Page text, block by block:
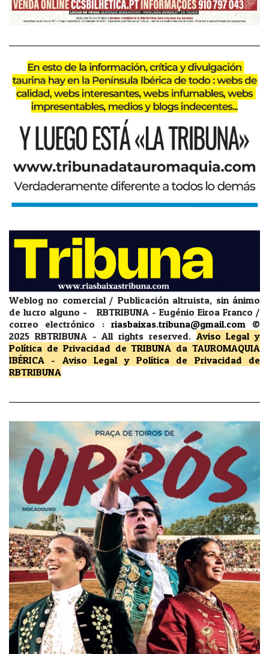
Weblog no comercial / Publicación altruista, sin ánimo
de lucro alguno - RBTRIBUNA - Eugénio Eiroa Franco /
correo electrónico : riasbaixas.tribuna@gmail.com
©
2025 RBTRIBUNA -All rights reserved. Aviso Legal y
Política de Privacidad de TRIBUNA da TAUROMAQUIA
IBÉRICA - Aviso Legal y Política de Privacidad
de
RBTRIBUNA